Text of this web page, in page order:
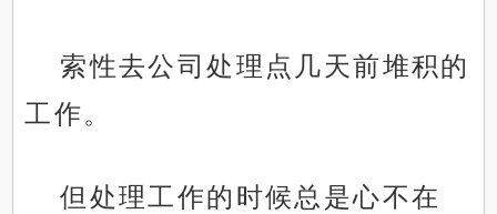
索性去公司处理点几天前堆积的
工作。
但处理工作的时候总是心不在